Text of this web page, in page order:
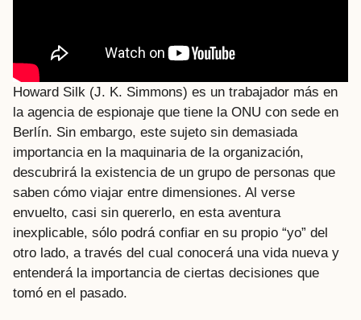
Howard Silk (J. K. Simmons) es un trabajador más en
la agencia de espionaje que tiene la ONU con sede en
Berlín. Sin embargo, este sujeto sin demasiada
importancia en la maquinaria de la organización,
descubrirá la existencia de un grupo de personas que
saben cómo viajar entre dimensiones. Al verse
envuelto, casi sin quererlo, en esta aventura
inexplicable, sólo podrá confiar en su propio “yo” del
otro lado, a través del cual conocerá una vida nueva y
entenderá la importancia de ciertas decisiones que
tomó en el pasado.